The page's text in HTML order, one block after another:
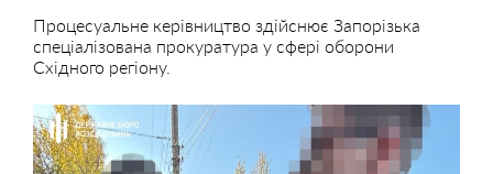
Процесуальне керівництво здійснює Запорізька
спеціалізована прокуратура у сфері оборони
Східного регіону.